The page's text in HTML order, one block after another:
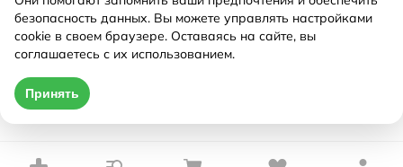
Рецепт
Не требуется
безопасность данных. Вы можете управлять настройками
cookie в своем браузере. Оставаясь на сайте, вы
соглашаетесь с их использованием.
Принять